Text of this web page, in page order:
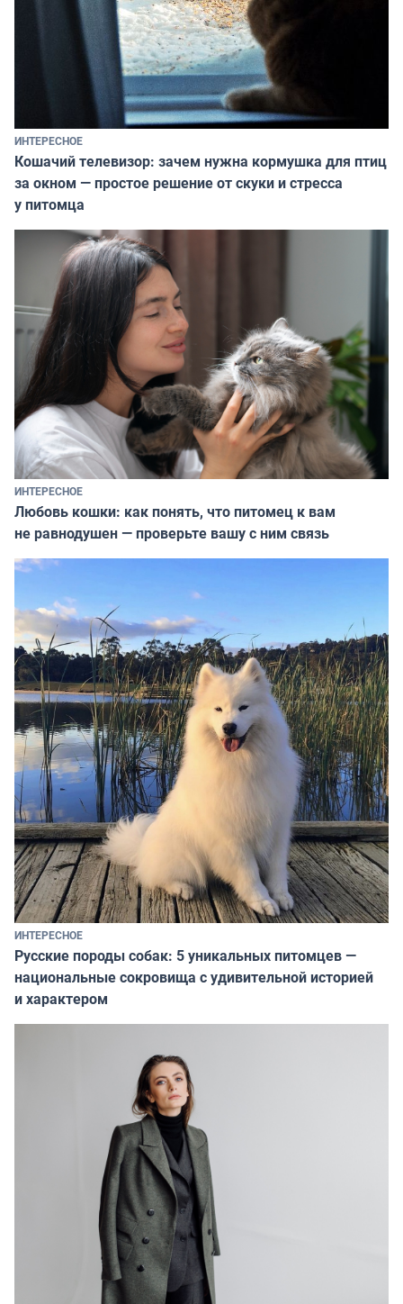
ИНТЕРЕСНОЕ
Кошачий телевизор: зачем нужна кормушка для птиц
за окном — простое решение от скуки и стресса
у питомца
ИНТЕРЕСНОЕ
Любовь кошки: как понять, что питомец к вам
не равнодушен — проверьте вашу с ним связь
ИНТЕРЕСНОЕ
Русские породы собак: 5 уникальных питомцев —
национальные сокровища с удивительной историей
и характером